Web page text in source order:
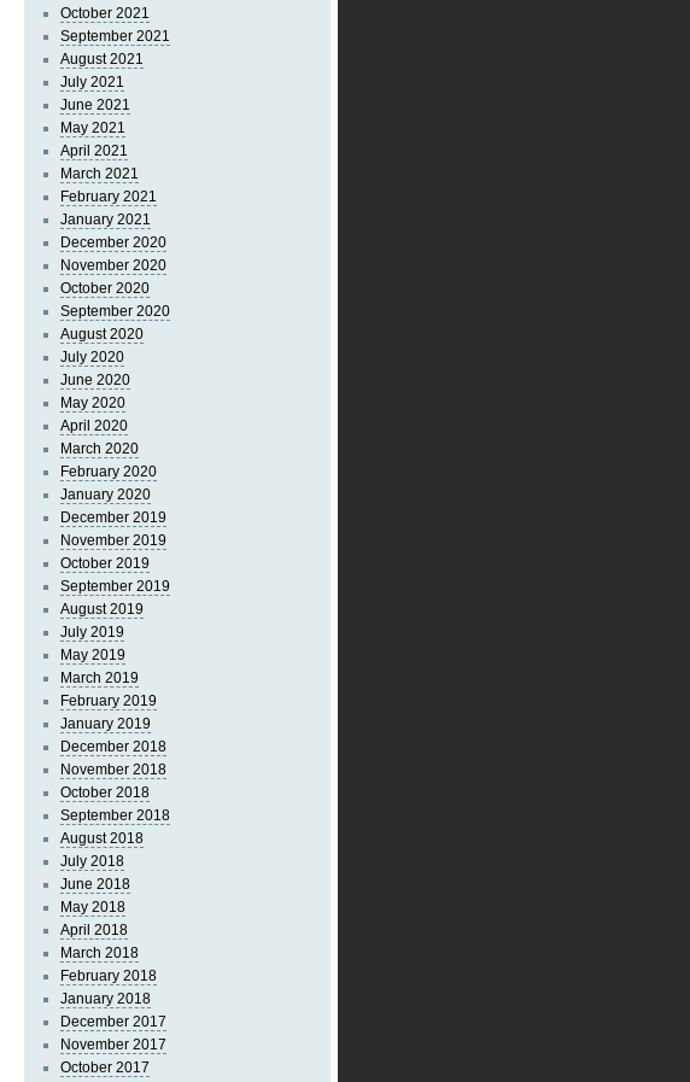
October 2021
September 2021
August 2021
July 2021
June 2021
May 2021
April 2021
March 2021
February 2021
January 2021
December 2020
November 2020
October 2020
September 2020
August 2020
July 2020
June 2020
May 2020
April 2020
March 2020
February 2020
January 2020
December 2019
November 2019
October 2019
September 2019
August 2019
July 2019
May 2019
March 2019
February 2019
January 2019
December 2018
November 2018
October 2018
September 2018
August 2018
July 2018
June 2018
May 2018
April 2018
March 2018
February 2018
January 2018
December 2017
November 2017
October 2017